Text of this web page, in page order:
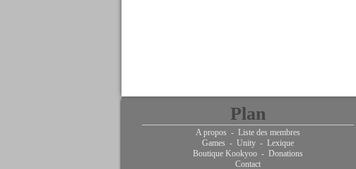
Plan
A propos - Liste des membres
Games - Unity - Lexique
Boutique Kookyoo - Donations
Contact